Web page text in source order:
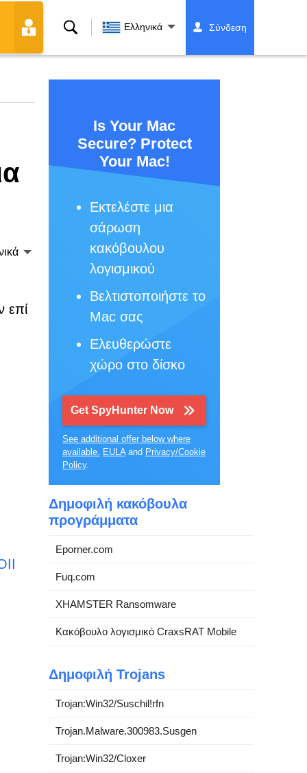
Αναζήτηση Ελληνικά Σύνδεση
επί
Is Your Mac
Secure? Protect
Your Mac!
Εκτελέστε μια
σάρωση
κακόβουλου
λογισμικού
Βελτιστοποιήστε το
Mac σας
Ελευθερώστε
χώρο στο δίσκο
Get SpyHunter Now
See additional offer below where
available. EULAand Privacy/Cookie
Policy.
Δημοφιλή κακόβουλα
προγράμματα
Eporner.com
Fuq.com
XHAMSTER Ransomware
Κακόβουλο λογισμικό CraxsRAT Mobile
Δημοφιλή Trojans
Trojan:Win32/Suschil!rfn
Trojan.Malware.300983.Susgen
Trojan:Win32/Cloxer